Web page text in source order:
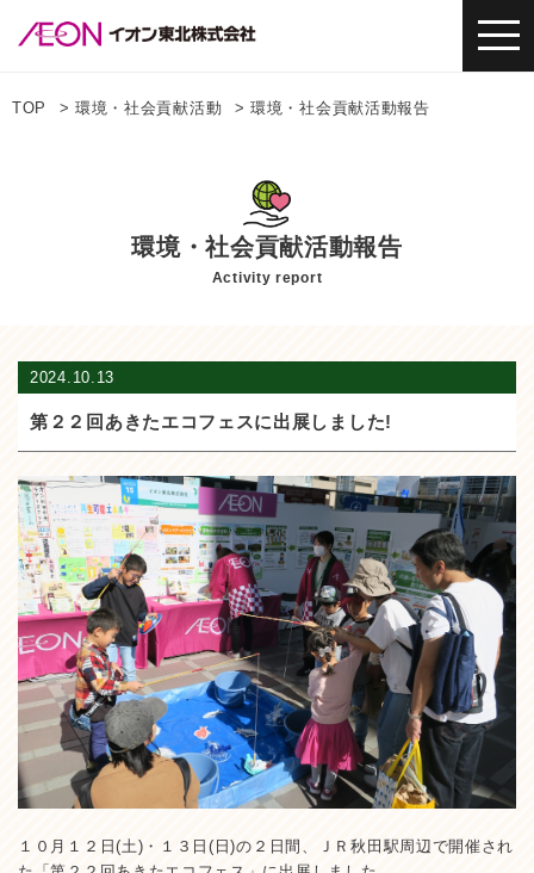
TOP 環境・社会貢献活動 環境・社会貢献活動報告
環境・社会貢献活動報告
Activity report
2024.10.13
第２２回あきたエコフェスに出展しました!
１０月１２日(土)・１３日(日)の２日間、ＪＲ秋田駅周辺で開催され